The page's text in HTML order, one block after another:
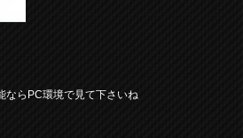
ならPC環境で見て下さいね